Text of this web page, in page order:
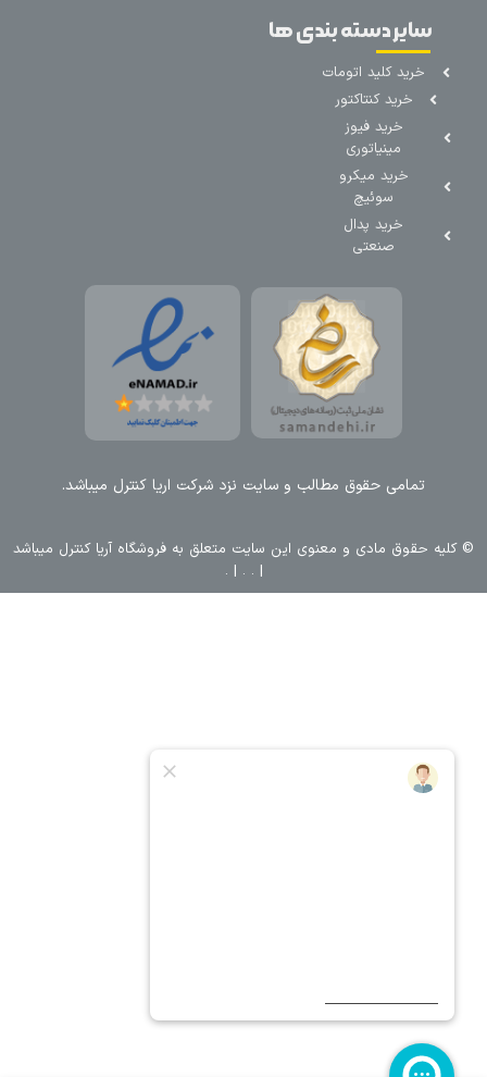
سایر دسته بندی ها
خرید کلید اتومات
خرید کنتاکتور
خرید فیوز
مینیاتوری
خرید میکرو
سوئیچ
خرید پدال
صنعتی
تمامی حقوق مطالب و سایت نزد شرکت اریا کنترل میباشد.
© کليه حقوق مادی و معنوی اين سايت متعلق به فروشگاه آریا کنترل ميباشد
|
. .
| .